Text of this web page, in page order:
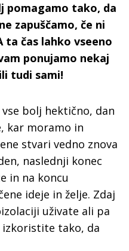
pomagamo tako, da
zapuščamo, če ni
čas lahko vseeno
ponujamo nekaj
tudi sami!
bolj hektično, dan
kar moramo in
stvari vedno znova
naslednji konec
in na koncu
ideje in želje. Zdaj
uživate ali pa
izkoristite tako, da